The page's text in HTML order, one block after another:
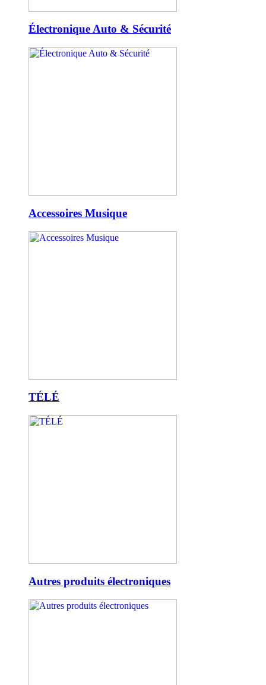
Électronique Auto & Sécurité
Accessoires Musique
TÉLÉ
Autres produits électroniques